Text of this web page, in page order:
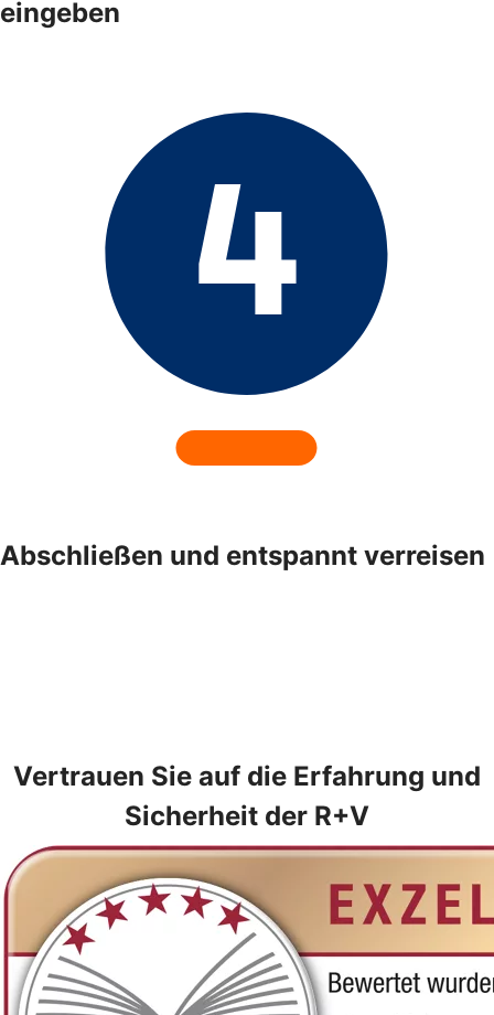
eingeben
Abschließen und entspannt verreisen
Vertrauen Sie auf die Erfahrung und
Sicherheit der R+V